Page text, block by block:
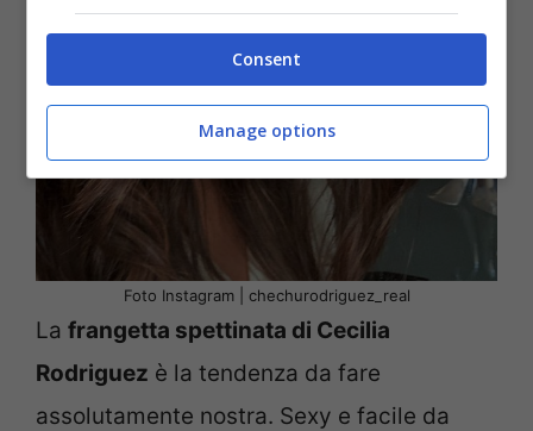
Foto Instagram | chechurodriguez_real
La frangetta spettinata di Cecilia
Rodriguez è la tendenza da fare
assolutamente nostra. Sexy e facile da
Consent
Manage options